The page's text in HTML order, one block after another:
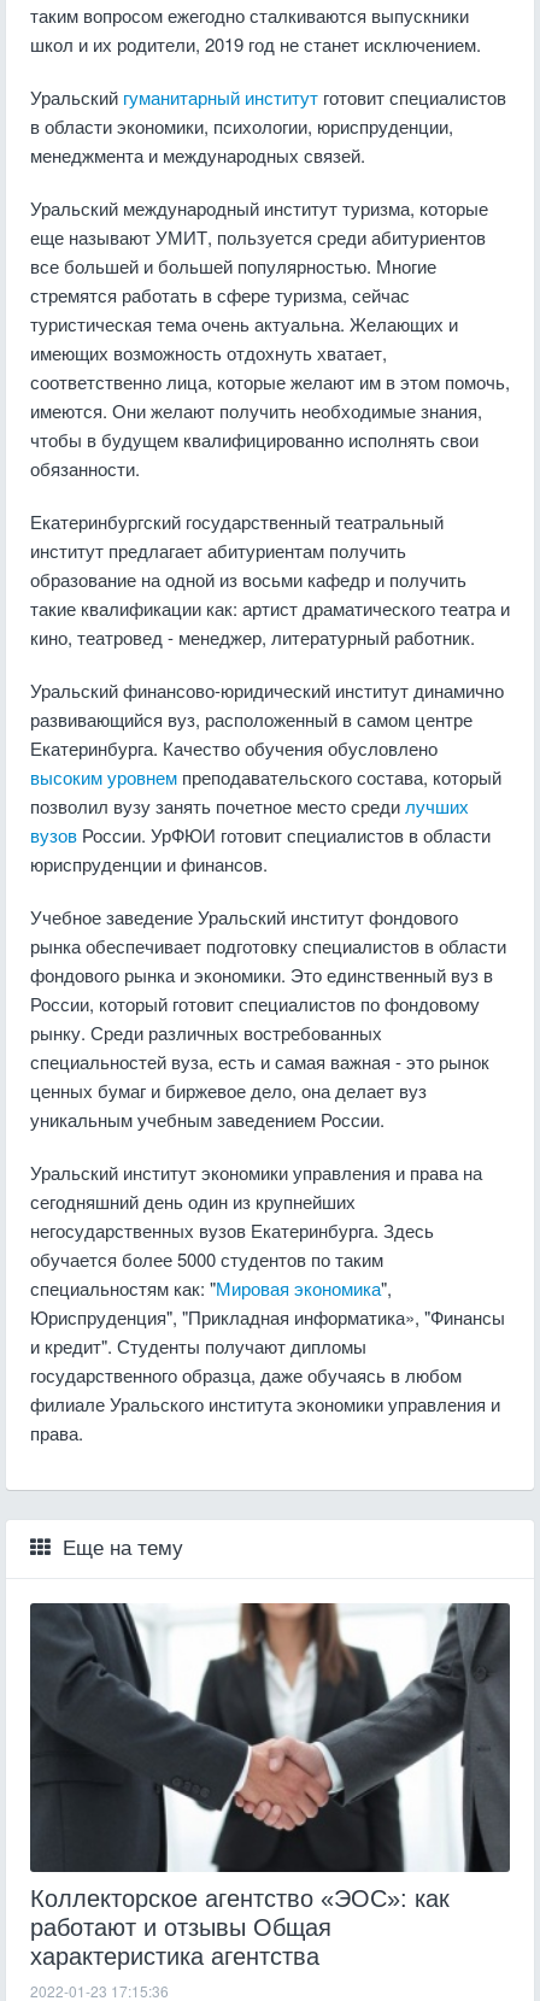
таким вопросом ежегодно сталкиваются выпускники
школ и их родители, 2019 год не станет исключением.
Уральский гуманитарный институт готовит специалистов
в области экономики, психологии, юриспруденции,
менеджмента и международных связей.
Уральский международный институт туризма, которые
еще называют УМИТ, пользуется среди абитуриентов
все большей и большей популярностью. Многие
стремятся работать в сфере туризма, сейчас
туристическая тема очень актуальна. Желающих и
имеющих возможность отдохнуть хватает,
соответственно лица, которые желают им в этом помочь,
имеются. Они желают получить необходимые знания,
чтобы в будущем квалифицированно исполнять свои
обязанности.
Екатеринбургский государственный театральный
институт предлагает абитуриентам получить
образование на одной из восьми кафедр и получить
такие квалификации как: артист драматического театра и
кино, театровед - менеджер, литературный работник.
Уральский финансово-юридический институт динамично
развивающийся вуз, расположенный в самом центре
Екатеринбурга. Качество обучения обусловлено
высоким уровнем преподавательского состава, который
позволил вузу занять почетное место среди лучших
вузов России. УрФЮИ готовит специалистов в области
юриспруденции и финансов.
Учебное заведение Уральский институт фондового
рынка обеспечивает подготовку специалистов в области
фондового рынка и экономики. Это единственный вуз в
России, который готовит специалистов по фондовому
рынку. Среди различных востребованных
специальностей вуза, есть и самая важная - это рынок
ценных бумаг и биржевое дело, она делает вуз
уникальным учебным заведением России.
Уральский институт экономики управления и права на
сегодняшний день один из крупнейших
негосударственных вузов Екатеринбурга. Здесь
обучается более 5000 студентов по таким
специальностям как: "Мировая экономика",
Юриспруденция", "Прикладная информатика», "Финансы
и кредит". Студенты получают дипломы
государственного образца, даже обучаясь в любом
филиале Уральского института экономики управления и
права.
Еще на тему
Коллекторское агентство «ЭОС»: как
работают и отзывы Общая
характеристика агентства
2022-01-23 17:15:36